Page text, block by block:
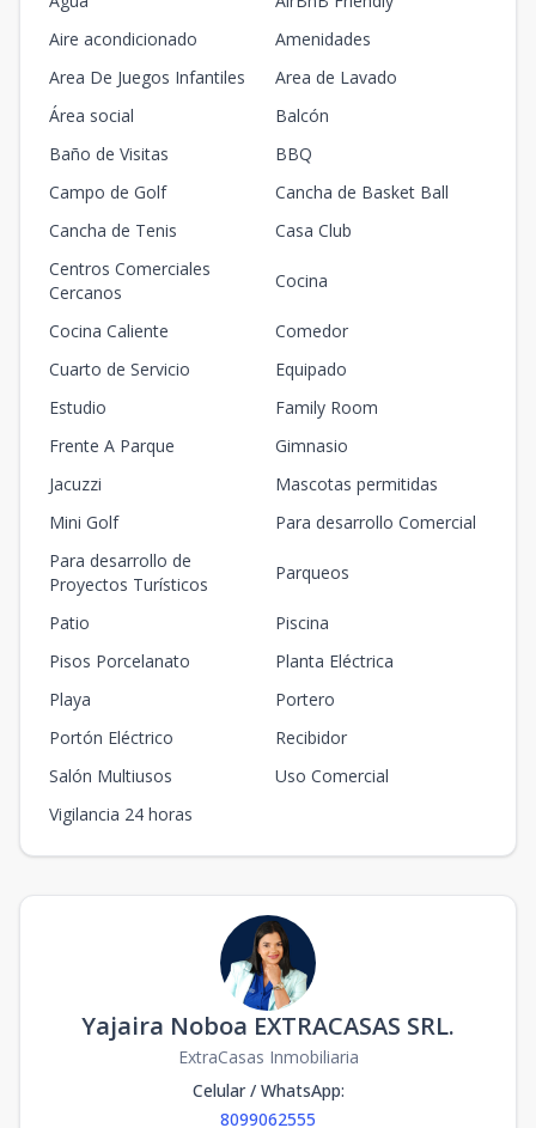
Aire acondicionado
Amenidades
Area De Juegos Infantiles
Area de Lavado
Área social
Balcón
Baño de Visitas
BBQ
Campo de Golf
Cancha de Basket Ball
Cancha de Tenis
Casa Club
Centros Comerciales
Cercanos
Cocina
Cocina Caliente
Comedor
Cuarto de Servicio
Equipado
Estudio
Family Room
Frente A Parque
Gimnasio
Jacuzzi
Mascotas permitidas
Mini Golf
Para desarrollo Comercial
Para desarrollo de
Proyectos Turísticos
Parqueos
Patio
Piscina
Pisos Porcelanato
Planta Eléctrica
Playa
Portero
Portón Eléctrico
Recibidor
Salón Multiusos
Uso Comercial
Vigilancia 24 horas
Yajaira Noboa EXTRACASAS SRL.
ExtraCasas Inmobiliaria
Celular / WhatsApp:
8099062555